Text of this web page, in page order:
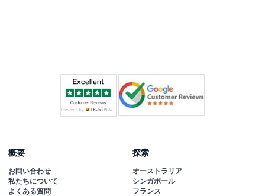
概要
お問い合わせ
私たちについて
よくある質問
探索
オーストラリア
シンガポール
フランス